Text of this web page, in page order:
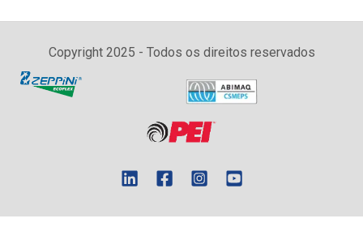
Copyright 2025 - Todos os direitos reservados